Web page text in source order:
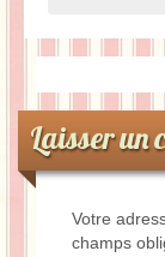
Laisser un
Votre
champs